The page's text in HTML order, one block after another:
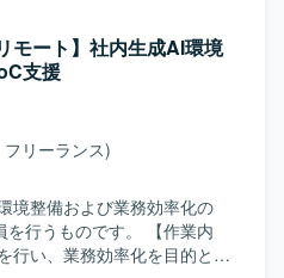
まで一連のプロセスを経験
たバッチ開発・運用を行いま
バーも取り扱います。
覧機能を備えた業務ナレッジ
ます。検索AI（RAG）・ナレ
し、MVP（プロトタイプ）
ていただきます。 【求め
索技術のキャッチアップに積
らプロトタイプ開発と検証
す。関係者と連携しながら
を議論し、柔軟に仕様調整
マ
ナレッジグラフ、AI Agentま
きる環境であり、最新のAI
モート】社内生成AI環境
支援
リーランス)
境整備および業務効率化の
ものです。 【作業内
行い、業務効率化を目的とし